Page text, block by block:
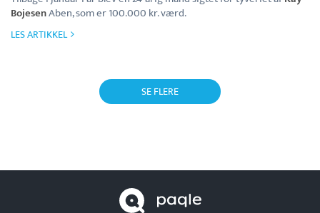
BojesenAben, som er 100.000 kr. værd.
LES ARTIKKEL
SE FLERE